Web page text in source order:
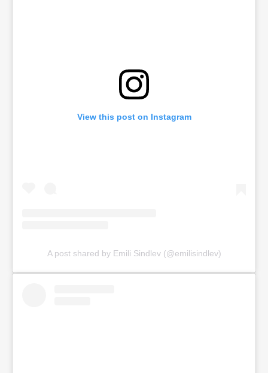
View this post on Instagram
A post shared by Emili Sindlev (@emilisindlev)